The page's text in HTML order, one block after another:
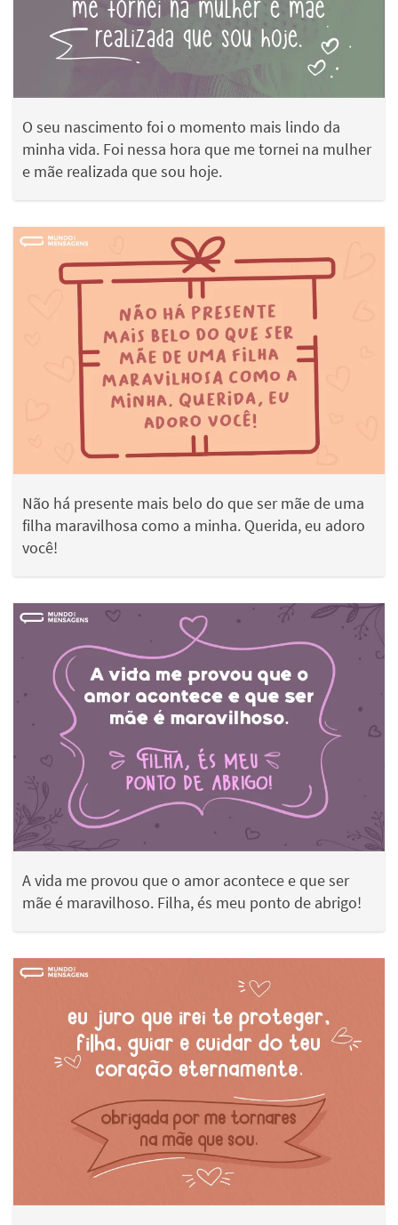
O seu nascimento foi o momento mais lindo da
minha vida. Foi nessa hora que me tornei na mulher
e mãe realizada que sou hoje.
Não há presente mais belo do que ser mãe de uma
filha maravilhosa como a minha. Querida, eu adoro
você!
A vida me provou que o amor acontece e que ser
mãe é maravilhoso. Filha, és meu ponto de abrigo!